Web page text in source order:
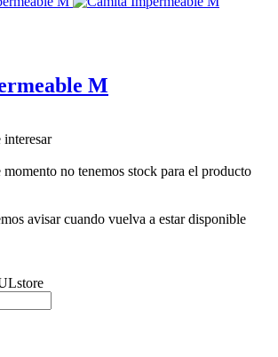
M
momento no tenemos stock para el producto
avisar cuando vuelva a estar disponible